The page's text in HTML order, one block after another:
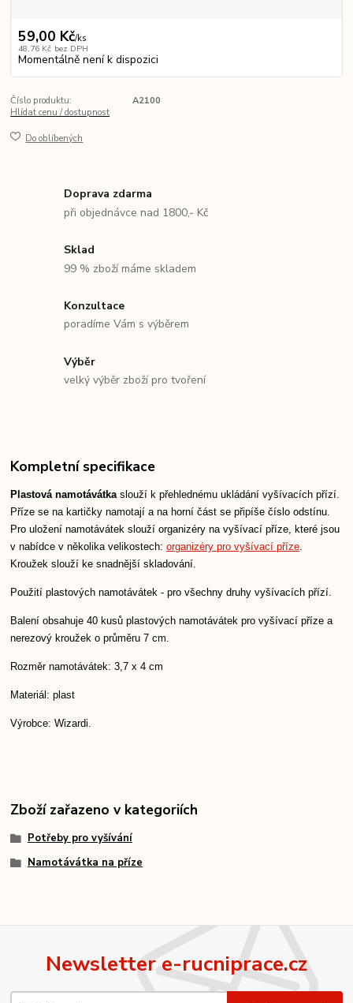
59,00 Kč/ks
48,76 Kč bez DPH
Momentálně není k dispozici
Číslo produktu:
A2100
Hlídat cenu / dostupnost
Do oblíbených
Doprava zdarma
při objednávce nad 1800,- Kč
Sklad
99 % zboží máme skladem
Konzultace
poradíme Vám s výběrem
Výběr
velký výběr zboží pro tvoření
Kompletní specifikace
Plastová namotávátkaslouží k přehlednému ukládání vyšívacích přízí.
Příze se na kartičky namotají a na horní část se připíše číslo odstínu.
Pro uložení namotávátek slouží organizéry na vyšívací příze, které jsou
v nabídce v několika velikostech:organizéry pro vyšívací příze.
Kroužek slouží ke snadnější skladování.
Použití plastových namotávátek - pro všechny druhy vyšívacích přízí.
Balení obsahuje 40 kusů plastových namotávátek pro vyšívací příze a
nerezový kroužek o průměru 7 cm.
Rozměr namotávátek: 3,7 x 4 cm
Materiál: plast
Výrobce: Wizardi.
Zboží zařazeno v kategoriích
Potřeby pro vyšívání
Namotávátka na příze
Newsletter e-rucniprace.cz